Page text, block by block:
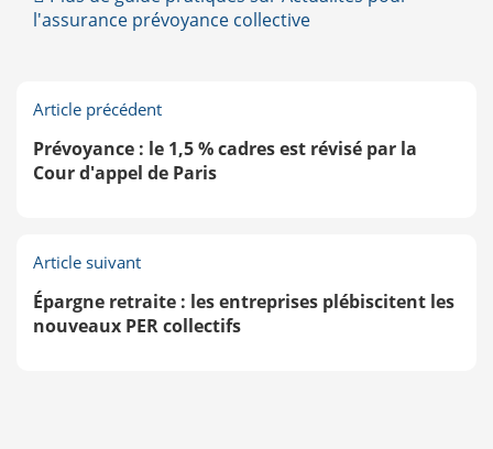
Prévoyance collective : le retour des clauses de
désignation ?
Prévoyance : découvrez l'offre Quatrem pour les
travailleurs non-salariés
l'assurance prévoyance collective
Article précédent
Prévoyance : le 1,5 % cadres est révisé par la
Cour d'appel de Paris
Article suivant
Épargne retraite : les entreprises plébiscitent les
nouveaux PER collectifs